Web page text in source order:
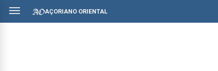
AÇORIANO ORIENTAL